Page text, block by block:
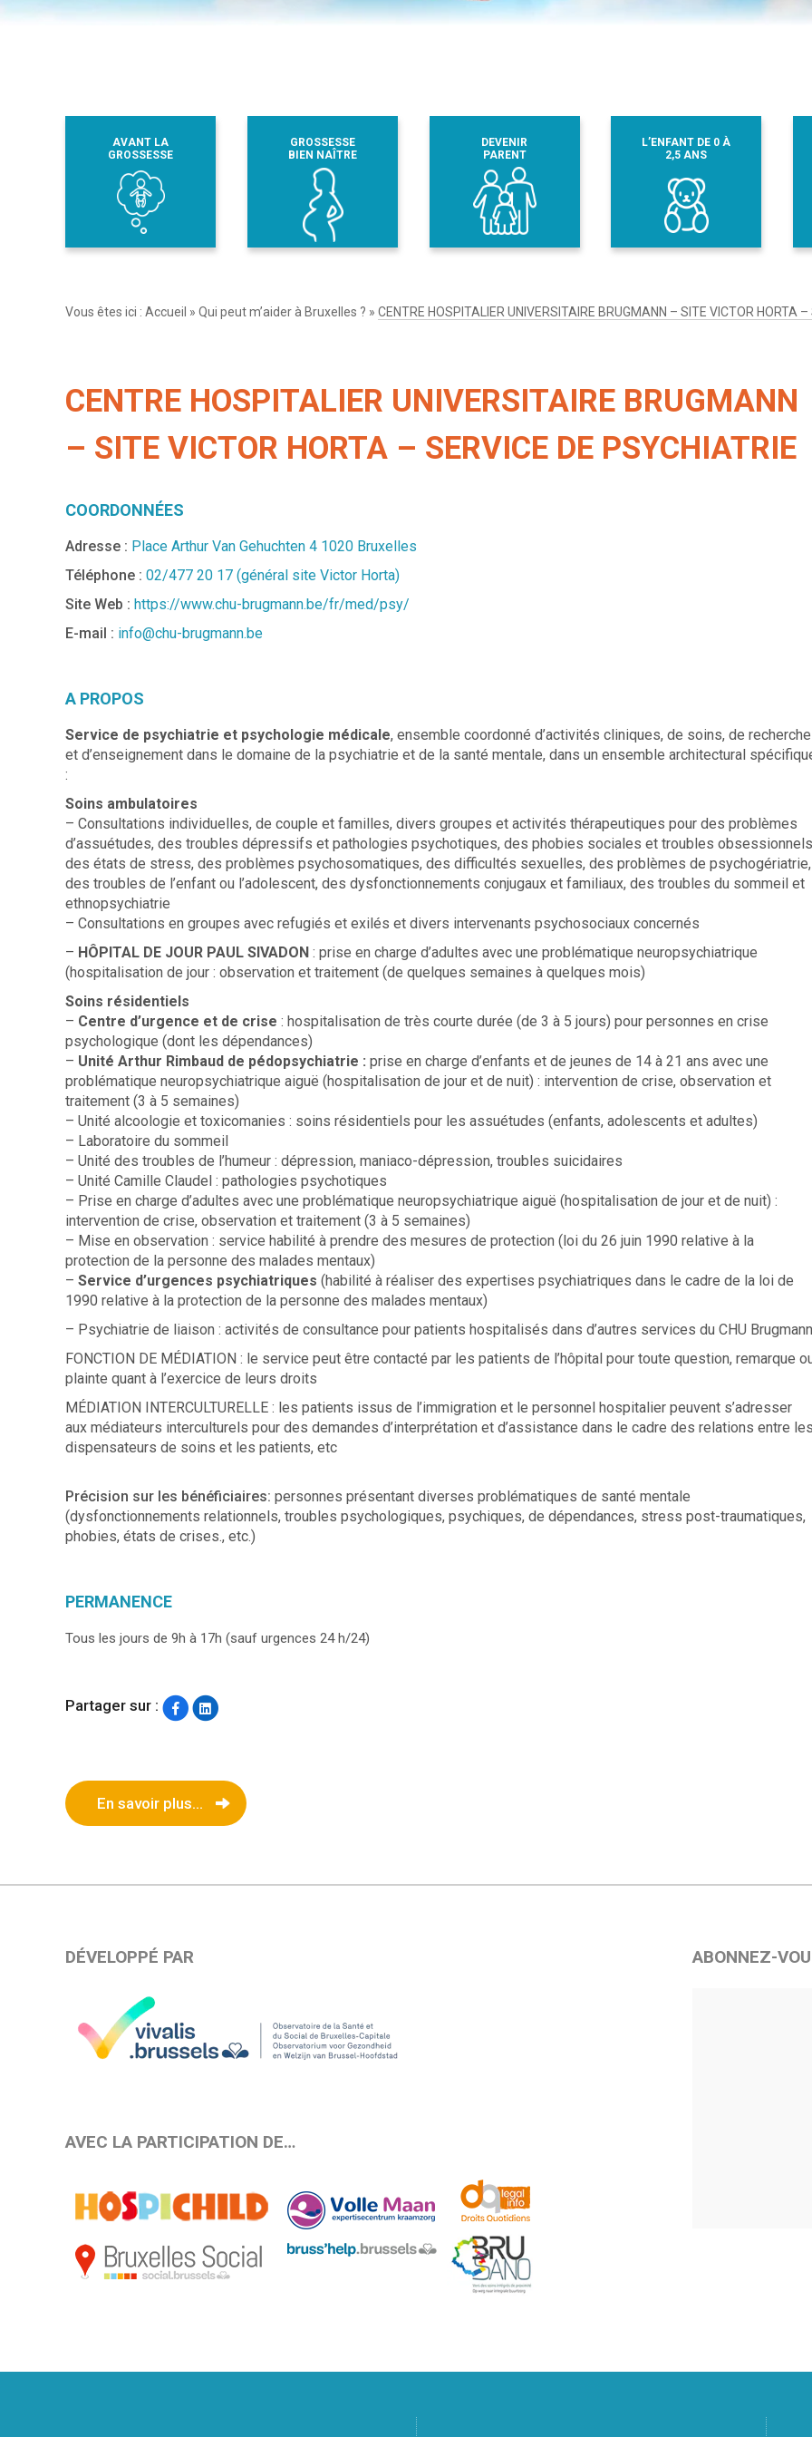
AVANT LA
GROSSESSE
GROSSESSE
BIEN NAÎTRE
DEVENIR
PARENT
L’ENFANT DE 0 À
2,5 ANS
Vous êtes ici : Accueil » Qui peut m’aider à Bruxelles ? » CENTRE HOSPITALIER UNIVERSITAIRE BRUGMANN – SITE VICTOR HORTA
CENTRE HOSPITALIER UNIVERSITAIRE BRUGMANN
– SITE VICTOR HORTA – SERVICE DE PSYCHIATRIE
COORDONNÉES
Adresse : Place Arthur Van Gehuchten 4 1020 Bruxelles
Téléphone : 02/477 20 17 (général site Victor Horta)
Site Web : https://www.chu-brugmann.be/fr/med/psy/
E-mail : info@chu-brugmann.be
A PROPOS
Service de psychiatrie et psychologie médicale, ensemble coordonné d’activités cliniques, de soins, de recherche
et d’enseignement dans le domaine de la psychiatrie et de la santé mentale, dans un ensemble architectural
:
Soins ambulatoires
– Consultations individuelles, de couple et familles, divers groupes et activités thérapeutiques pour des problèmes
d’assuétudes, des troubles dépressifs et pathologies psychotiques, des phobies sociales et troubles
des états de stress, des problèmes psychosomatiques, des difficultés sexuelles, des problèmes de psychogériatrie,
des troubles de l’enfant ou l’adolescent, des dysfonctionnements conjugaux et familiaux, des troubles du sommeil et
ethnopsychiatrie
– Consultations en groupes avec refugiés et exilés et divers intervenants psychosociaux concernés
– HÔPITAL DE JOUR PAUL SIVADON : prise en charge d’adultes avec une problématique neuropsychiatrique
(hospitalisation de jour : observation et traitement (de quelques semaines à quelques mois)
Soins résidentiels
– Centre d’urgence et de crise : hospitalisation de très courte durée (de 3 à 5 jours) pour personnes en crise
psychologique (dont les dépendances)
– Unité Arthur Rimbaud de pédopsychiatrie : prise en charge d’enfants et de jeunes de 14 à 21 ans avec une
problématique neuropsychiatrique aiguë (hospitalisation de jour et de nuit) : intervention de crise, observation et
traitement (3 à 5 semaines)
– Unité alcoologie et toxicomanies : soins résidentiels pour les assuétudes (enfants, adolescents et adultes)
– Laboratoire du sommeil
– Unité des troubles de l’humeur : dépression, maniaco-dépression, troubles suicidaires
– Unité Camille Claudel : pathologies psychotiques
– Prise en charge d’adultes avec une problématique neuropsychiatrique aiguë (hospitalisation de jour et de nuit) :
intervention de crise, observation et traitement (3 à 5 semaines)
– Mise en observation : service habilité à prendre des mesures de protection (loi du 26 juin 1990 relative à la
protection de la personne des malades mentaux)
– Service d’urgences psychiatriques (habilité à réaliser des expertises psychiatriques dans le cadre de la loi de
1990 relative à la protection de la personne des malades mentaux)
– Psychiatrie de liaison : activités de consultance pour patients hospitalisés dans d’autres services du CHU Brugmann
FONCTION DE MÉDIATION : le service peut être contacté par les patients de l’hôpital pour toute question, remarque
plainte quant à l’exercice de leurs droits
MÉDIATION INTERCULTURELLE : les patients issus de l’immigration et le personnel hospitalier peuvent s’adresser
aux médiateurs interculturels pour des demandes d’interprétation et d’assistance dans le cadre des relations entre
dispensateurs de soins et les patients, etc
Précision sur les bénéficiaires: personnes présentant diverses problématiques de santé mentale
(dysfonctionnements relationnels, troubles psychologiques, psychiques, de dépendances, stress post-traumatiques,
phobies, états de crises., etc.)
PERMANENCE
Tous les jours de 9h à 17h (sauf urgences 24 h/24)
Partager sur :
En savoir plus...
DÉVELOPPÉ PAR
AVEC LA PARTICIPATION DE…
ABONNEZ-